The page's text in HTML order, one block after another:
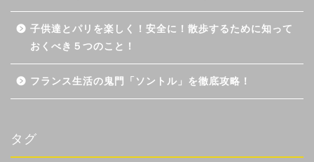
子供達とパリを楽しく！安全に！散歩するために知って
おくべき５つのこと！
フランス生活の鬼門「ソントル」を徹底攻略！
タグ